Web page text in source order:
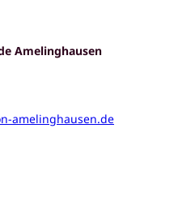
Amelinghausen
amelinghausen.de